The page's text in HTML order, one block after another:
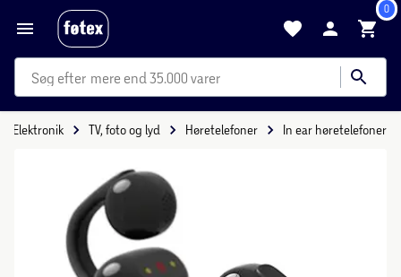
0
mere end 35.000 varer
Elektronik TV, foto og lyd Høretelefoner In ear høretelefoner